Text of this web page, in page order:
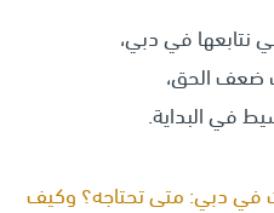
نتابعها في دبي،
ضعف الحق،
في البداية.
في دبي: متى تحتاجه؟ وكيف